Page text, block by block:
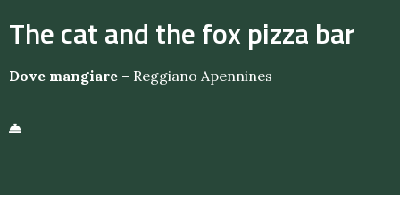
The cat and the fox pizza bar
Dove mangiare – Reggiano Apennines